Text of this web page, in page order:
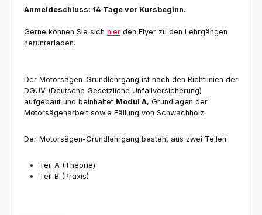
Anmeldeschluss: 14 Tage vor Kursbeginn.
Gerne können Sie sich hier den Flyer zu den Lehrgängen
herunterladen.
Der Motorsägen-Grundlehrgang ist nach den Richtlinien der
DGUV (Deutsche Gesetzliche Unfallversicherung)
aufgebaut und beinhaltet Modul A, Grundlagen der
Motorsägenarbeit sowie Fällung von Schwachholz.
Der Motorsägen-Grundlehrgang besteht aus zwei Teilen:
Teil A (Theorie)
Teil B (Praxis)